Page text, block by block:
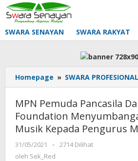
Lewati
ke
konten
SWARA SENAYAN SWARA RAKYAT
Homepage » SWARA PROFESIONAL
MPN Pemuda Pancasila
Foundation
Musik Kepada Pengurus
31/05/2021
oleh
Sek_Red
-
2714 Dilihat
oleh Sek_Red